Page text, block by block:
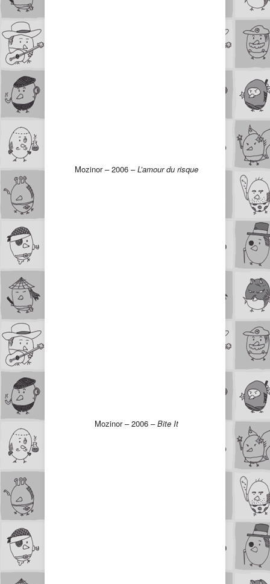
Mozinor – 2006 –L’amour du risque
Mozinor – 2006 –Bite It